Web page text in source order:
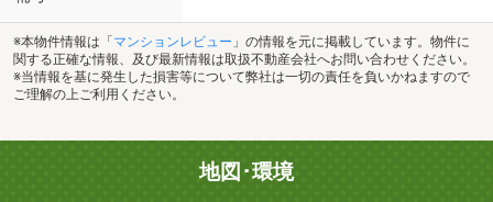
※本物件情報は「 マンションレビュー 」の情報を元に掲載しています。物件に
関する正確な情報、及び最新情報は取扱不動産会社へお問い合わせください。
※当情報を基に発生した損害等について弊社は一切の責任を負いかねますので
ご理解の上ご利用ください。
地図･環境